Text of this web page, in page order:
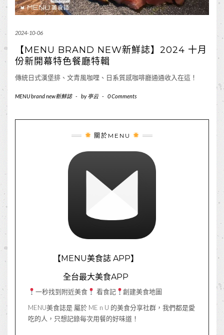
2024-10-06
【MENU BRAND NEW新鮮誌】2024 十月
份新開幕特色餐廳特輯
傳統日式漢堡排、文青風咖哩、日系質感咖啡廳通通收入在這！
MENU brand new新鮮誌 - by亭云 - 0 Comments
關於MENU
【MENU美食誌 APP】
全台最大美食APP
一秒找到附近美食 看食記
創建美食地圖
MENU美食誌是 屬於 ME n U 的美食分享社群，我們都是愛
吃的人，只想記錄每次用餐的好味道！